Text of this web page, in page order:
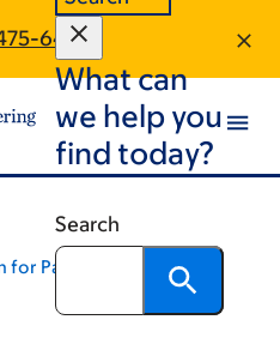
6472
What can
we help you
find today?
Search
for Patients and